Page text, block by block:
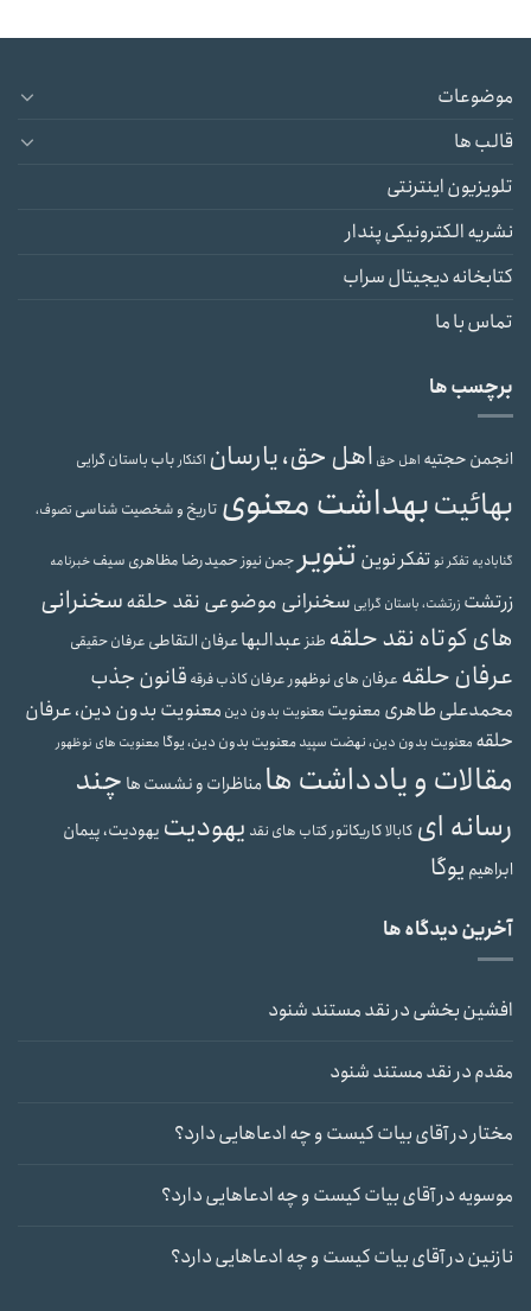
موضوعات
قالب ها
تلویزیون اینترنتی
نشریه الکترونیکی پندار
کتابخانه دیجیتال سراب
تماس با ما
برچسب ها
انجمن حجتیه اهل حق اهل حق، یارسان اکنکارباب باستان گرایی
بهائیتبهداشت معنوی تاریخ و شخصیت شناسی تصوف،
گنابادیه تفکر نوتفکر نوین تنویر جمن نیوزحمیدرضا مظاهری سیفخبرنامه
زرتشت زرتشت، باستان گرایی سخنرانی موضوعی نقد حلقهسخنرانی
های کوتاه نقد حلقه طنزعبدالبهاعرفان التقاطی عرفان حقیقی
عرفان حلقه عرفان های نوظهورعرفان کاذبفرقه قانون جذب
محمدعلی طاهریمعنویت معنویت بدون دین معنویت بدون دین، عرفان
حلقه معنویت بدون دین، نهضت سپیدمعنویت بدون دین، یوگا معنویت های نوظهور
مقالات و یادداشت هامناظرات و نشست ها چند
رسانه ای کابالاکاریکاتورکتاب های نقد یهودیت یهودیت، پیمان
ابراهیم یوگا
آخرین دیدگاه ها
افشین بخشیدرنقد مستند شنود
مقدمدرنقد مستند شنود
مختاردرآقای بیات کیست و چه ادعاهایی دارد؟
موسویهدرآقای بیات کیست و چه ادعاهایی دارد؟
نازنیندرآقای بیات کیست و چه ادعاهایی دارد؟